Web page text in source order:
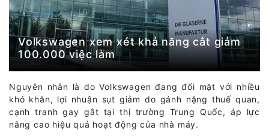
Volkswagen xem xét khả năng cắt giảm
100.000 việc làm
Nguyên nhân là do Volkswagen đang đối mặt với nhiều
khó khăn, lợi nhuận sụt giảm do gánh nặng thuế quan,
cạnh tranh gay gắt tại thị trường Trung Quốc, áp lực
nâng cao hiệu quả hoạt động của nhà máy.